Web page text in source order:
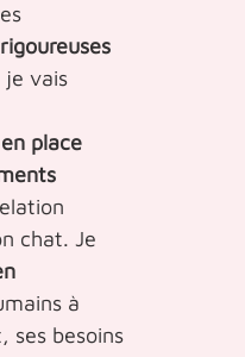
je vais
place
chat. Je
à
ses besoins